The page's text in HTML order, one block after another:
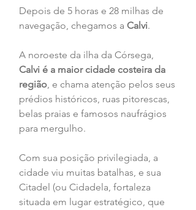
Depois de 5 horas e 28 milhas de
navegação, chegamos a Calvi.
A noroeste da ilha da Córsega,
Calvi é a maior cidade costeira da
região, e chama atenção pelos seus
prédios históricos, ruas pitorescas,
belas praias e famosos naufrágios
para mergulho.
Com sua posição privilegiada, a
cidade viu muitas batalhas, e sua
Citadel (ou Cidadela, fortaleza
situada em lugar estratégico, que